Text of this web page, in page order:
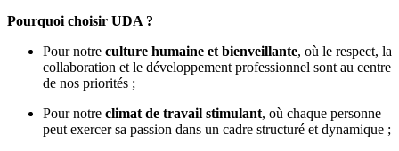
Pourquoi choisir UDA ?
Pour notre culture humaine et bienveillante, où le respect, la
collaboration et le développement professionnel sont au centre
de nos priorités ;
Pour notre climat de travail stimulant, où chaque personne
peut exercer sa passion dans un cadre structuré et dynamique ;